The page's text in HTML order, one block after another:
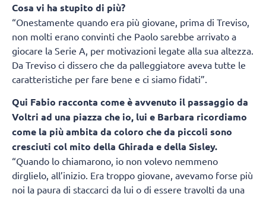
Cosa vi ha stupito di più?
“Onestamente quando era più giovane, prima di Treviso,
non molti erano convinti che Paolo sarebbe arrivato a
giocare la Serie A, per motivazioni legate alla sua altezza.
Da Treviso ci dissero che da palleggiatore aveva tutte le
caratteristiche per fare bene e ci siamo fidati”.
Qui Fabio racconta come è avvenuto il passaggio da
Voltri ad una piazza che io, lui e Barbara ricordiamo
come la più ambita da coloro che da piccoli sono
cresciuti col mito della Ghirada e della Sisley.
“Quando lo chiamarono, io non volevo nemmeno
dirglielo, all’inizio. Era troppo giovane, avevamo forse più
noi la paura di staccarci da lui o di essere travolti da una